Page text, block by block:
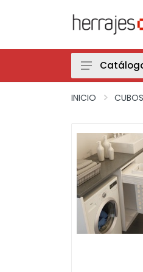
Herrajes
Herrajes
Herrajes
Cajones-
Cuberteros-
Fregaderos y
INICIO